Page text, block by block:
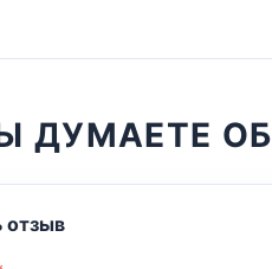
ДУМАЕТЕ
отзыв